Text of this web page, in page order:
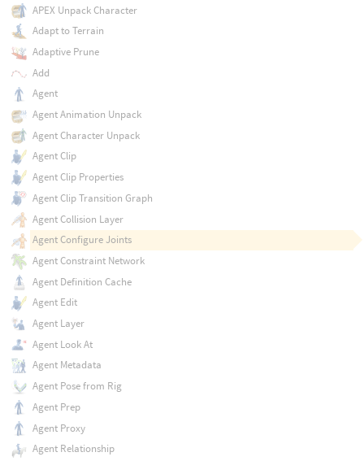
APEX Unpack Character
Adapt to Terrain
Adaptive Prune
Add
Agent
Agent Animation Unpack
Agent Character Unpack
Agent Clip
Agent Clip Properties
Agent Clip Transition Graph
Agent Collision Layer
Agent Configure Joints
Agent Constraint Network
Agent Definition Cache
Agent Edit
Agent Layer
Agent Look At
Agent Metadata
Agent Pose from Rig
Agent Prep
Agent Proxy
Agent Relationship